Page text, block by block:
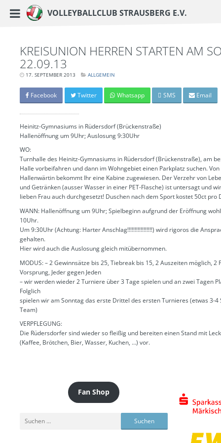
https://www.vc-strausberg.de/wp-content/themes/siehste/images/
Zum
Volleyballclub Strausberg e.V.
Haupt-Menü
KREISUNION HERREN STARTEN AM
22.09.13
17. SEPTEMBER 2013 LETZTE
15.
MÄRZ
2024
-
UHR
ALLGEMEIN
Facebook Twitter Whatsapp SMS Email
Heinitz-Gymnasiums in Rüdersdorf (Brückenstraße)
Hallenöffnung um 9Uhr; Auslosung 9:30Uhr
WO:
Turnhalle des Heinitz-Gymnasiums in Rüdersdorf (Brückenstraße), am
Halle vorbeifahren und dann im Wohngebiet einen Parkplatz suchen.
Hallenwärtin bekommt Ihr eine Kabine zugewiesen. Der Verzehr von
und Getränken (ausser Wasser in einer PET-Flasche) ist untersagt und
lieben Frau auch durchgesetzt! Duschen nach dem Sport kostet 50ct pro
WANN: Hallenöffnung um 9Uhr; Spielbeginn aufgrund der Eröffnung
10Uhr.
Um 9:30Uhr (Achtung: Harter Anschlag!!!!!!!!!!!!!!!!!) wird rigoros die
gehalten.
Hier wird auch die Auslosung gleich mitübernommen.
MODUS: – 2 Gewinnsätze bis 25, Tiebreak bis 15, 2 Auszeiten möglich, 2
Vorsprung, Jeder gegen Jeden
– wir werden wieder 2 Turniere über 3 Tage spielen und an zwei Tagen
Folglich
spielen wir am Sonntag das erste Drittel des ersten Turnieres (etwas 3-4
Team)
VERPFLEGUNG:
Die Rüdersdorfer sind wieder so fleißig und bereiten einen Stand mit
(Kaffee, Brötchen, Bier, Wasser, Kuchen, …) vor.
Fan Shop
Suchen